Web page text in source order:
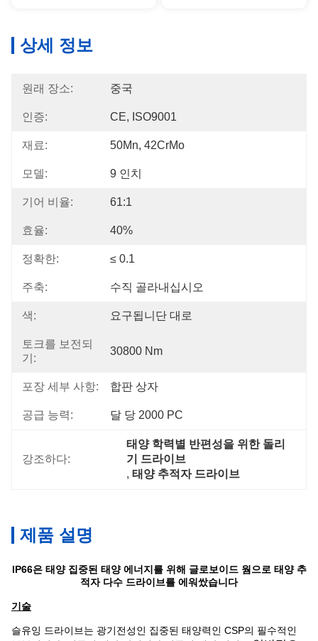
상세 정보
원래 장소: 중국
인증: CE, ISO9001
재료: 50Mn, 42CrMo
모델: 9 인치
기어 비율: 61:1
효율: 40%
정확한: ≤ 0.1
주축: 수직 골라내십시오
색: 요구됩니단 대로
토크를 보전되
기:
30800 Nm
포장 세부 사항: 합판 상자
공급 능력: 달 당 2000 PC
강조하다:
태양 학력별 반편성을 위한 돌리
기 드라이브
, 태양 추적자 드라이브
제품 설명
IP66은 태양 집중된 태양 에너지를 위해 글로보이드 웜으로 태양 추
적자 다수 드라이브를 에워쌌습니다
기술
슬유잉 드라이브는 광기전성인 집중된 태양력인 CSP의 필수적인